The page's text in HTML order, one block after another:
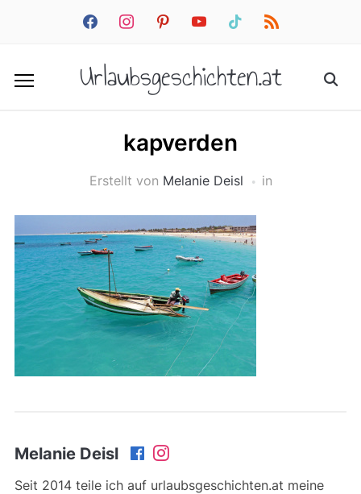
facebookinstagrampinterestyoutube tiktok rss
Urlaubsgeschichten.at
kapverden
Erstellt von Melanie Deisl in
Melanie Deisl
Seit 2014 teile ich auf urlaubsgeschichten.at meine